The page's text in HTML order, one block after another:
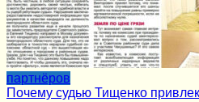
партнёров
Почему судью Тищенко